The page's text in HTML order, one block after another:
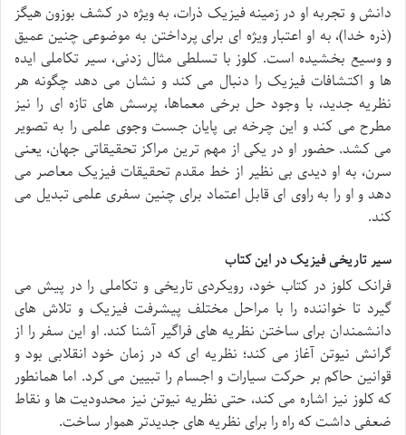
دانش و تجربه او در زمینه فیزیک ذرات، به ویژه در کشف بوزون هیگز
(ذره خدا)، به او اعتبار ویژه ای برای پرداختن به موضوعی چنین عمیق
و وسیع بخشیده است. کلوز با تسلطی مثال زدنی، سیر تکاملی ایده
ها و اکتشافات فیزیک را دنبال می کند و نشان می دهد چگونه هر
نظریه جدید، با وجود حل برخی معماها، پرسش های تازه ای را نیز
مطرح می کند و این چرخه بی پایان جست وجوی علمی را به تصویر
می کشد. حضور او در یکی از مهم ترین مراکز تحقیقاتی جهان، یعنی
سرن، به او دیدی بی نظیر از خط مقدم تحقیقات فیزیک معاصر می
دهد و او را به راوی ای قابل اعتماد برای چنین سفری علمی تبدیل می
کند.
سیر تاریخی فیزیک در این کتاب
فرانک کلوز در کتاب خود، رویکردی تاریخی و تکاملی را در پیش می
گیرد تا خواننده را با مراحل مختلف پیشرفت فیزیک و تلاش های
دانشمندان برای ساختن نظریه های فراگیر آشنا کند. او این سفر را از
گرانش نیوتن آغاز می کند؛ نظریه ای که در زمان خود انقلابی بود و
قوانین حاکم بر حرکت سیارات و اجسام را تبیین می کرد. اما همانطور
که کلوز نیز اشاره می کند، حتی نظریه نیوتن نیز محدودیت ها و نقاط
ضعفی داشت که راه را برای نظریه های جدیدتر هموار ساخت.